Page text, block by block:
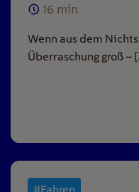
16 min
Wenn aus dem
Überraschung groß –